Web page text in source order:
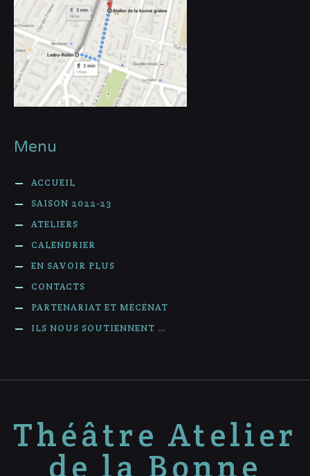
Menu
ACCUEIL
SAISON 2022-23
ATELIERS
CALENDRIER
EN SAVOIR PLUS
CONTACTS
PARTENARIAT ET MÉCÉNAT
ILS NOUS SOUTIENNENT …
Théâtre Atelier
de la Bonne